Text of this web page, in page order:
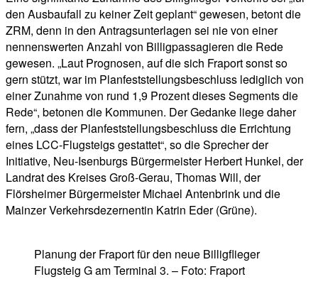
den Ausbaufall zu keiner Zeit geplant“ gewesen, betont die
ZRM, denn in den Antragsunterlagen sei nie von einer
nennenswerten Anzahl von Billigpassagieren die Rede
gewesen. „Laut Prognosen, auf die sich Fraport sonst so
gern stützt, war im Planfeststellungsbeschluss lediglich von
einer Zunahme von rund 1,9 Prozent dieses Segments die
Rede“, betonen die Kommunen. Der Gedanke liege daher
fern, „dass der Planfeststellungsbeschluss die Errichtung
eines LCC-Flugsteigs gestattet“, so die Sprecher der
Initiative, Neu-Isenburgs Bürgermeister Herbert Hunkel, der
Landrat des Kreises Groß-Gerau, Thomas Will, der
Flörsheimer Bürgermeister Michael Antenbrink und die
Mainzer Verkehrsdezernentin Katrin Eder (Grüne).
Planung der Fraport für den neue Billigflieger
Flugsteig G am Terminal 3. – Foto: Fraport